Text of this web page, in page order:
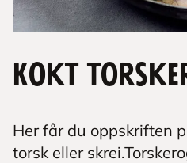
Kokt
Her får du oppskriften
torsk eller